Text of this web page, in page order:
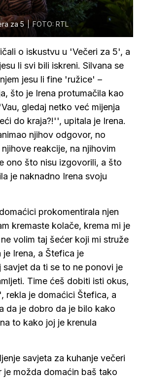
za 5 FOTO: RTL
o iskustvu u 'Večeri za 5', a
li svi bili iskreni. Silvana se
jesu li fine 'ružice' –
što je Irena protumačila kao
gledaj netko već mijenja
do kraja?!'', upitala je Irena.
njihov odgovor, no
reakcije, na njihovim
ono što nisu izgovorili, a što
je naknadno Irena svoju
prokomentirala njen
kremaste kolače, krema mi je
volim taj šećer koji mi struže
Irena, a Štefica je
da ti se to ne ponovi je
Time ćeš dobiti isti okus,
rekla je domaćici Štefica, a
da je dobro da je bilo kako
to kako joj je krenula
savjeta za kuhanje večeri
je možda domaćin baš tako